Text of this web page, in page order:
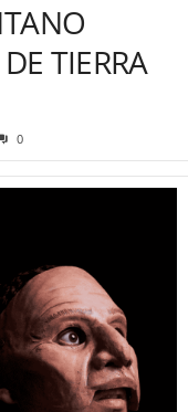
TIERRA
0